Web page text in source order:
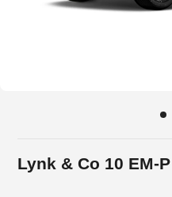
Lynk & Co 10 EM-